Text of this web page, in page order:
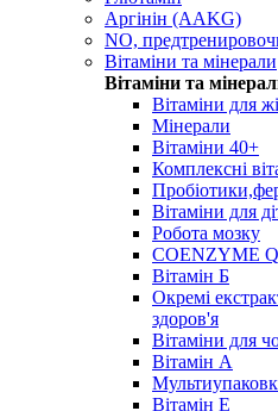
Аргінін (AAKG)
NO,
Вітаміни та мінерали
Вітаміни та
Вітаміни для
Мінерали
Вітаміни 40+
Комплексні
Вітаміни для
Робота мозку
COENZYME
Вітамін Б
Окремі
здоров'я
Вітаміни для
Вітамін А
Вітамін Е